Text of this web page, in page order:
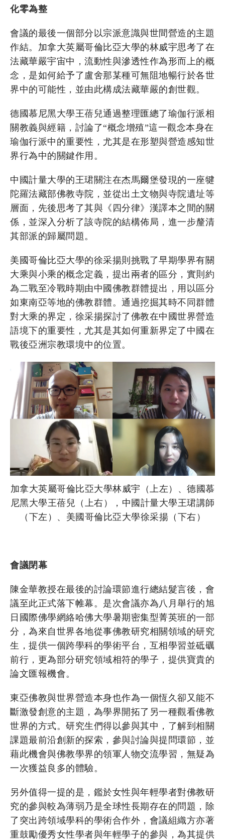
化零為整
會議的最後一個部分以宗派意識與世間營造的主題
作結。加拿大英屬哥倫比亞大學的林威宇思考了在
法藏華嚴宇宙中，流動性與滲透性作為形而上的概
念，是如何給予了盧舍那某種可無阻地暢行於各世
界中的可能性，並由此構成法藏華嚴的創世觀。
德國慕尼黑大學王蓓兒通過整理匯總了瑜伽行派相
關教義與經籍，討論了“概念增殖”這一觀念本身在
瑜伽行派中的重要性，尤其是在形塑與營造感知世
界行為中的關鍵作用。
中國計量大學的王珺關注在杰馬爾堡發現的一座犍
陀羅法藏部佛教寺院，並從出土文物與寺院遺址等
層面，先後思考了其與《四分律》漢譯本之間的關
係，並深入分析了該寺院的結構佈局，進一步釐清
其部派的歸屬問題。
美國哥倫比亞大學的徐采揚則挑戰了早期學界有關
大乘與小乘的概念定義，提出兩者的區分，實則約
為二戰至冷戰時期由中國佛教群體提出，用以區分
如東南亞等地的佛教群體。通過挖掘其時不同群體
對大乘的界定，徐采揚探討了佛教在中國世界營造
語境下的重要性，尤其是其如何重新界定了中國在
戰後亞洲宗教環境中的位置。
加拿大英屬哥倫比亞大學林威宇（上左）、德國慕
尼黑大學王蓓兒（上右），中國計量大學王珺講師
（下左）、美國哥倫比亞大學徐采揚（下右）
會議閉幕
陳金華教授在最後的討論環節進行總結髮言後，會
議至此正式落下帷幕。是次會議亦為八月舉行的旭
日國際佛學網絡哈佛大學暑期密集型菁英班的一部
分，為來自世界各地從事佛教研究相關領域的研究
生，提供一個跨學科的學術平台，互相學習並砥礪
前行，更為部分研究領域相符的學子，提供寶貴的
論文匯報機會。
東亞佛教與世界營造本身也作為一個恆久卻又能不
斷激發創意的主題，為學界開拓了另一種觀看佛教
世界的方式。研究生們得以參與其中，了解到相關
課題最前沿創新的探索，參與討論與提問環節，並
藉此機會與佛教學界的領軍人物交流學習，無疑為
一次獲益良多的體驗。
另外值得一提的是，鑑於女性與年輕學者對佛教研
究的參與較為薄弱乃是全球性長期存在的問題，除
了突出跨領域學科的學術合作外，會議組織方亦著
重鼓勵優秀女性學者與年輕學子的參與，為其提供